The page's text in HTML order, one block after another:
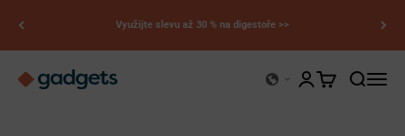
Využijte slevu až 30 % na digestoře >>
Otevřít
Kerry Gadgets Otevřít stránku
Otevřít košík